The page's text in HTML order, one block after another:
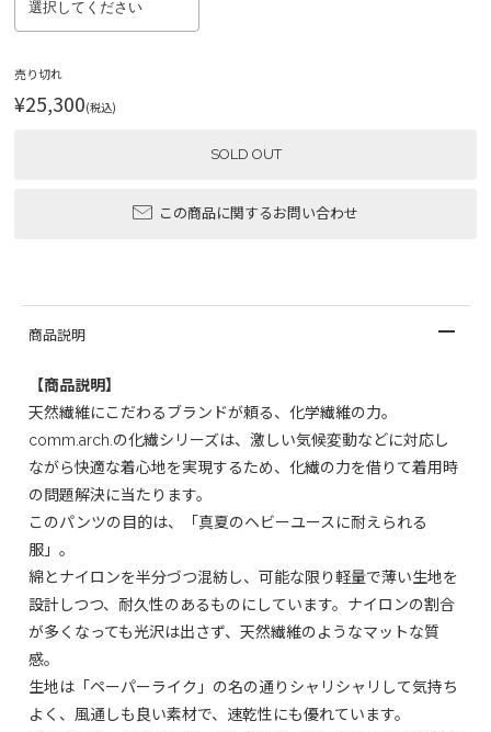
売り切れ
¥25,300(税込)
SOLD OUT
この商品に関するお問い合わせ
商品説明
【商品説明】
天然繊維にこだわるブランドが頼る、化学繊維の力。
comm.arch.の化繊シリーズは、激しい気候変動などに対応し
ながら快適な着心地を実現するため、化繊の力を借りて着用時
の問題解決に当たります。
このパンツの目的は、「真夏のヘビーユースに耐えられる
服」。
綿とナイロンを半分づつ混紡し、可能な限り軽量で薄い生地を
設計しつつ、耐久性のあるものにしています。ナイロンの割合
が多くなっても光沢は出さず、天然繊維のようなマットな質
感。
生地は「ペーパーライク」の名の通りシャリシャリして気持ち
よく、風通しも良い素材で、速乾性にも優れています。